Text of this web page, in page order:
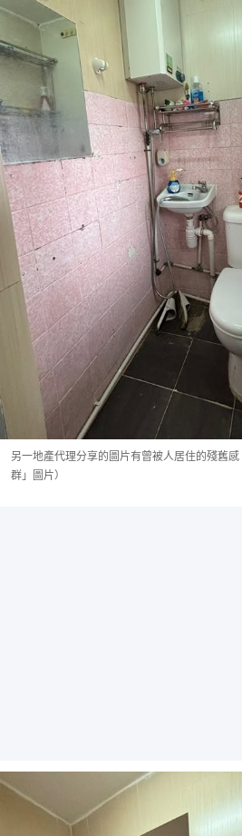
另一地產代理分享的圖片有曾被人居住的殘舊
群」圖片）